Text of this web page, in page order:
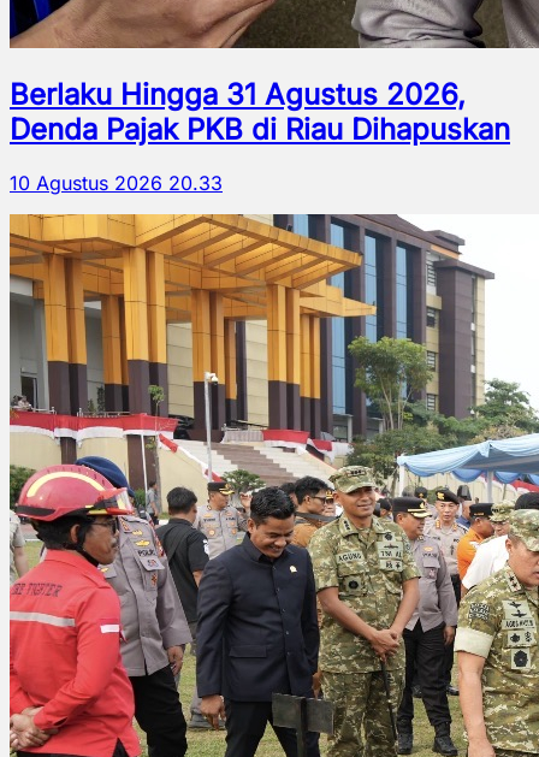
Berlaku Hingga 31 Agustus 2026,
Denda Pajak PKB di Riau Dihapuskan
10 Agustus 2026 20.33